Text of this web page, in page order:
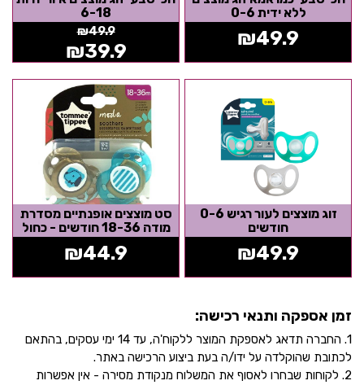
ללא ידית 0-6
₪49.9
6-18
₪49.9
₪39.9
זוג מוצצים לעור רגיש 0-6
חודשים
₪49.9
סט מוצצים אופנתיים מסדרת
מודה 18-36 חודשים - כחול
₪44.9
זמן אספקה ותנאי רכישה:
1. החברה תדאג לאספקת המוצר ללקוח'ה, עד 14 ימי עסקים, בהתאם
לכתובת שהוקלדה על ידו/ה בעת ביצוע הרכישה באתר.
2. לקוחות שבחרו לאסוף את המשלוח מנקודת מסירה - אין אפשרות